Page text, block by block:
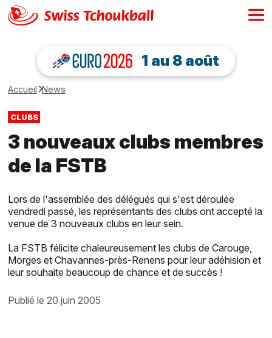
1 au 8 août
Accueil News
CLUBS
3 nouveaux clubs membres
de la FSTB
Lors de l'assemblée des délégués qui s'est déroulée
vendredi passé, les représentants des clubs ont accepté la
venue de 3 nouveaux clubs en leur sein.
La FSTB félicite chaleureusement les clubs de Carouge,
Morges et Chavannes-près-Renens pour leur adéhision et
leur souhaite beaucoup de chance et de succès !
publié le 20 juin 2005